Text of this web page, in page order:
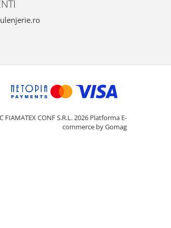
CONF S.R.L. 2026 Platforma E-
commerce by Gomag